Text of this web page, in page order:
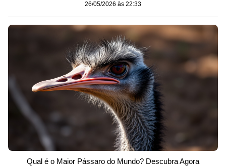
26/05/2026 às 22:33
Qual é o Maior Pássaro do Mundo? Descubra Agora